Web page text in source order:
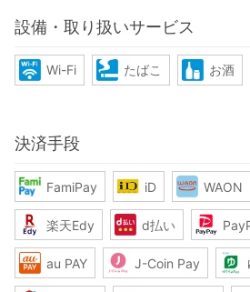
設備・取り扱いサービス
Wi-Fi たばこ お酒
決済手段
FamiPay iD WAON
楽天Edy d払い
au PAY J-Coin Pay